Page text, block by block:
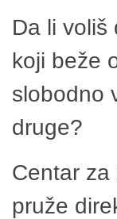
Da li voliš
koji beže
slobodno
druge?
Centar za
pruže